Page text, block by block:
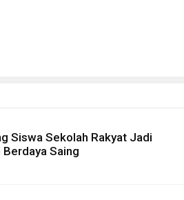
Siswa Sekolah Rakyat Jadi
Saing